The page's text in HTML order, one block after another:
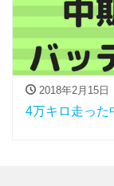
2018年2月15日
4万キロ走った